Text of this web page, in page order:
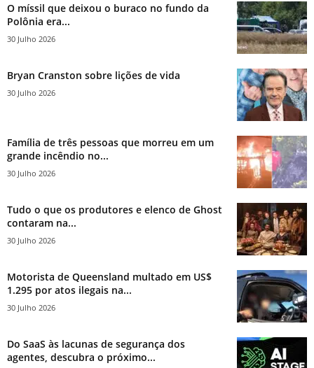
O míssil que deixou o buraco no fundo da
Polônia era...
30 Julho 2026
Bryan Cranston sobre lições de vida
30 Julho 2026
Família de três pessoas que morreu em um
grande incêndio no...
30 Julho 2026
Tudo o que os produtores e elenco de Ghost
contaram na...
30 Julho 2026
Motorista de Queensland multado em US$
1.295 por atos ilegais na...
30 Julho 2026
Do SaaS às lacunas de segurança dos
agentes, descubra o próximo...